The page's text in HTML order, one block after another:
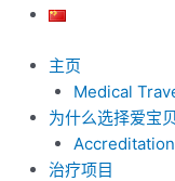
主页
Medical
为什么选择爱宝贝
治疗项目